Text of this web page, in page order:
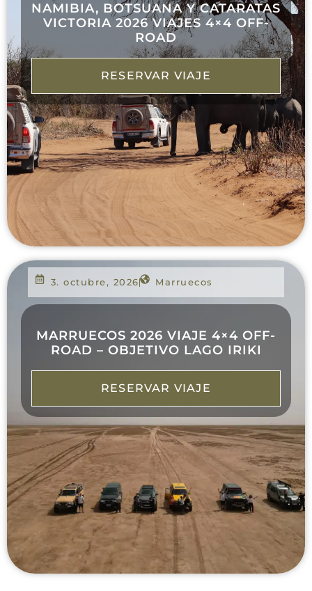
NAMIBIA, BOTSUANA Y CATARATAS
VICTORIA 2026 VIAJES 4×4 OFF-
ROAD
RESERVAR VIAJE
3. octubre, 2026 Marruecos
MARRUECOS 2026 VIAJE 4×4 OFF-
ROAD – OBJETIVO LAGO IRIKI
RESERVAR VIAJE